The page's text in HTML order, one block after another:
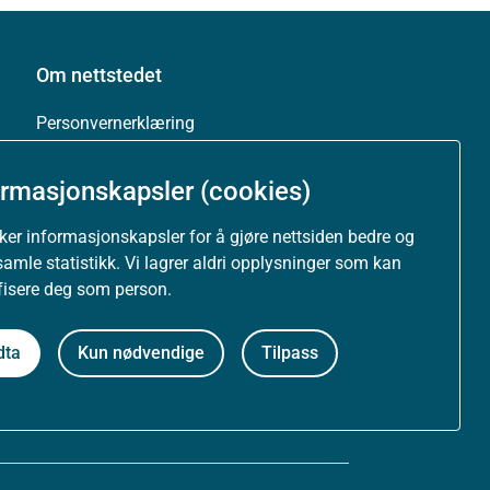
(cookies)
informasjonskapsler for å gjøre nettsiden bedre og
statistikk. Vi lagrer aldri opplysninger som kan
deg som person.
Kun nødvendige Tilpass
Om nettstedet
Personvernerklæring
Tilgjengelighetserklæring (uustatus.no)
Besøksstatistikk og informasjonskapsler
Nyhetsvarsel og abonnement
Åpne data (API)